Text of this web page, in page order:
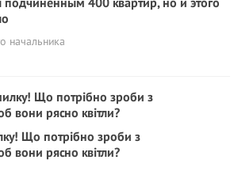
начальника
Що потрібно зроби з
вони рясно квітли?